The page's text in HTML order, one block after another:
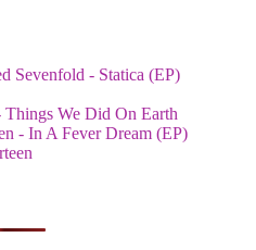
Sevenfold - Statica (EP)
We Did On Earth
- In A Fever Dream (EP)